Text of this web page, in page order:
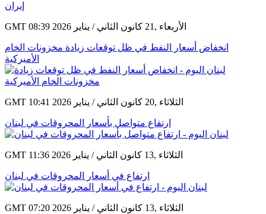
GMT 08:39 2026 الأربعاء ,21 كانون الثاني / يناير
انخفاض أسعار النفط في ظل توقعات زيادة مخزونات الخام
الأميركية
GMT 10:41 2026 الثلاثاء ,20 كانون الثاني / يناير
ارتفاع متواصل بأسعار المحروقات في لبنان
GMT 11:36 2026 الثلاثاء ,13 كانون الثاني / يناير
ارتفاع في أسعار المحروقات في لبنان
GMT 07:20 2026 الثلاثاء ,13 كانون الثاني / يناير